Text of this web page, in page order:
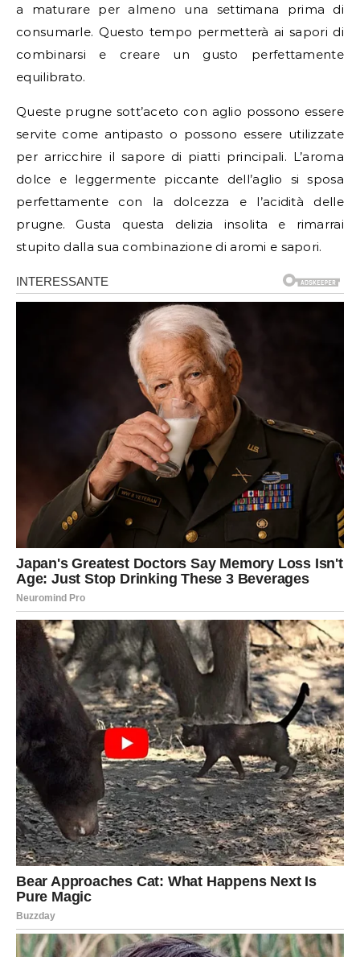
a maturare per almeno una settimana prima di
consumarle. Questo tempo permetterà ai sapori di
combinarsi e creare un gusto perfettamente
equilibrato.
Queste prugne sott’aceto con aglio possono essere
servite come antipasto o possono essere utilizzate
per arricchire il sapore di piatti principali. L’aroma
dolce e leggermente piccante dell’aglio si sposa
perfettamente con la dolcezza e l’acidità delle
prugne. Gusta questa delizia insolita e rimarrai
stupito dalla sua combinazione di aromi e sapori.